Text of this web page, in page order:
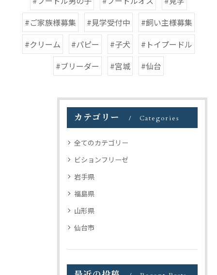
#ご家族様募集
#見学受付中
#飼い主様募集
#クリーム
#パピー #子犬
#トイプードル
#ブリーダー
#宮城 #仙台
カテゴリー Categories
全てのカテゴリー
ビションフリーゼ
岩手県
福島県
山形県
仙台市